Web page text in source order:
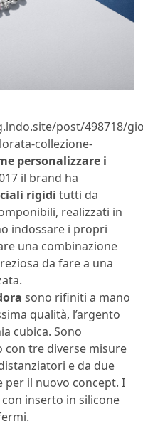
post/498718/
collezione-
personalizzare i
il brand ha
rigidi tutti da
realizzati in
indossare i propri
una combinazione
da fare a una
sono rifiniti a mano
qualità, l’argento
cubica. Sono
tre diverse misure
e da due
per il nuovo concept. I
inserto in silicone